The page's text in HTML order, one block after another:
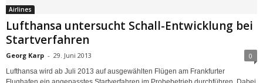
Airlines
Lufthansa untersucht Schall-Entwicklung bei
Startverfahren
Georg Karp - 29. Juni 2013 0
Lufthansa wird ab Juli 2013 auf ausgewählten Flügen am Frankfurter